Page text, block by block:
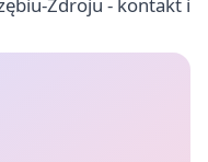
Zdroju - kontakt i